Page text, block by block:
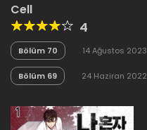
Cell
4
Bölüm 70 14 Ağustos 2023
Bölüm 69 24 Haziran 2022